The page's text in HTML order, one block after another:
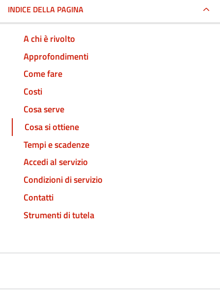
INDICE DELLA PAGINA
A chi è rivolto
Approfondimenti
Come fare
Costi
Cosa serve
Cosa si ottiene
Tempi e scadenze
Accedi al servizio
Condizioni di servizio
Contatti
Strumenti di tutela